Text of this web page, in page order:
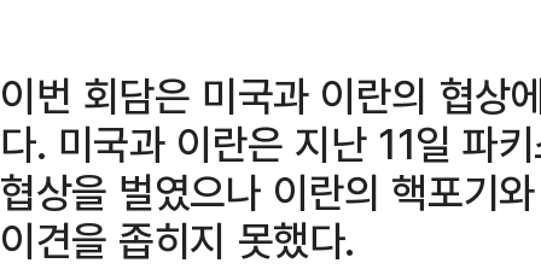
이번 회담은 미국과 이란의 협상
다. 미국과 이란은 지난 11일 파
협상을 벌였으나 이란의 핵포기
이견을 좁히지 못했다.